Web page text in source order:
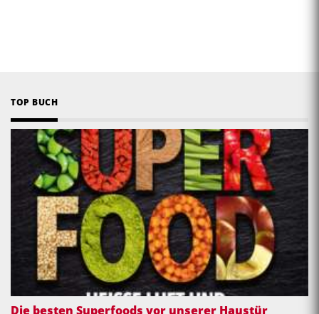
TOP BUCH
Die besten Superfoods vor unserer Haustür